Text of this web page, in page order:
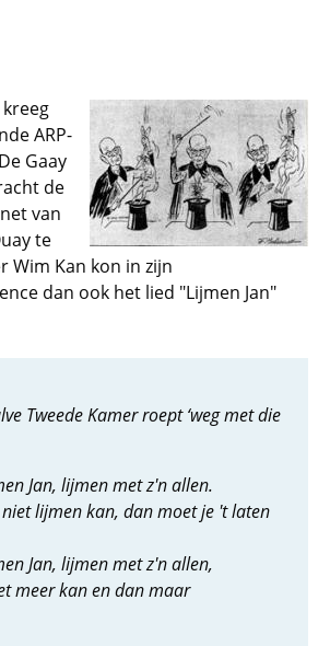
ARP-
Gaay
de
van
te
Wim Kan kon in zijn
dan ook het lied "Lijmen Jan"
Tweede Kamer roept ‘weg met die
Jan, lijmen met z'n allen.
lijmen kan, dan moet je 't laten
Jan, lijmen met z'n allen,
meer kan en dan maar